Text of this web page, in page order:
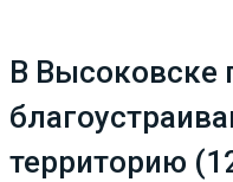
В Высоковске
территорию